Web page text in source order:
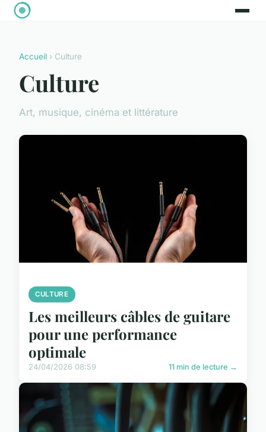
Accueil › Culture
Culture
Art, musique, cinéma et littérature
CULTURE
Les meilleurs câbles de guitare
pour une performance
optimale
24/04/2026 08:59 11 min de lecture →